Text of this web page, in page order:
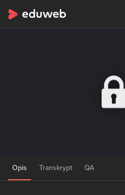
Opis Transkrypt QA